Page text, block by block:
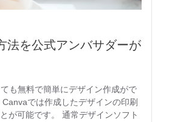
法を公式アンバサダーが
も無料で簡単にデザイン作成がで
では作成したデザインの印刷
が可能です。 通常デザインソフト